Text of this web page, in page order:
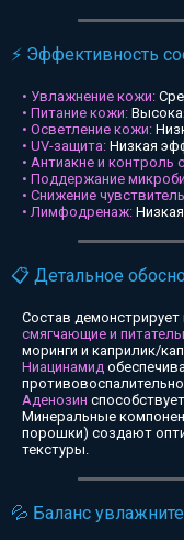
⚡ Эффективность
• Увлажнение кожи:
• Питание кожи:
• Осветление кожи:
• UV-защита: Низкая
• Антиакне и контроль
• Поддержание
• Снижение
• Лимфодренаж:
📋 Детальное
Состав
смягчающие и
моринги и каприлик/
Ниацинамид
Аденозин
Минеральные
порошки) создают
текстуры.
💦 Баланс